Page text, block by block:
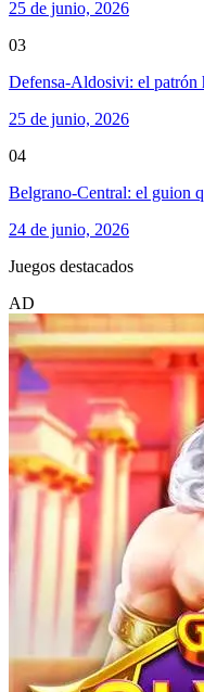
25 de junio, 2026
03
Defensa-Aldosivi: el patrón
25 de junio, 2026
04
Belgrano-Central: el guion
24 de junio, 2026
Juegos destacados
AD